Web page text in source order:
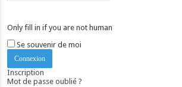
Only fill in if you are not human
Se souvenir de moi
Inscription
Mot de passe oublié ?